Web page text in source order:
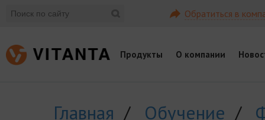
Обратиться в
Продукты О компании
Главная / Обучение /